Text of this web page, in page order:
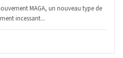
MAGA, un nouveau type de
incessant...